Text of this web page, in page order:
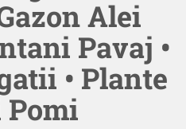
Alei
Pavaj •
• Plante